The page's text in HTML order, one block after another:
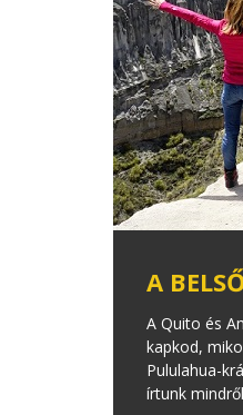
A
A Quito és
kapkod,
Pululahua-
írtunk